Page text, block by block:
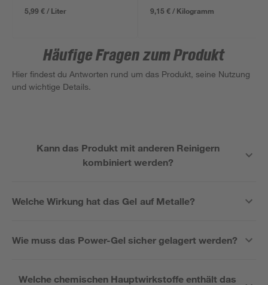
5,99 € / Liter 9,15 € / Kilogramm
Häufige Fragen zum Produkt
Hier findest du Antworten rund um das Produkt, seine Nutzung
und wichtige Details.
Kann das Produkt mit anderen Reinigern
kombiniert werden?
Welche Wirkung hat das Gel auf Metalle?
Wie muss das Power-Gel sicher gelagert werden?
Welche chemischen Hauptwirkstoffe enthält das